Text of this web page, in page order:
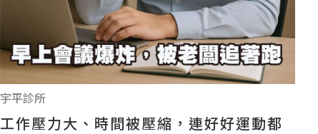
宇平診所
工作壓力大、時間被壓縮，連好好運動都